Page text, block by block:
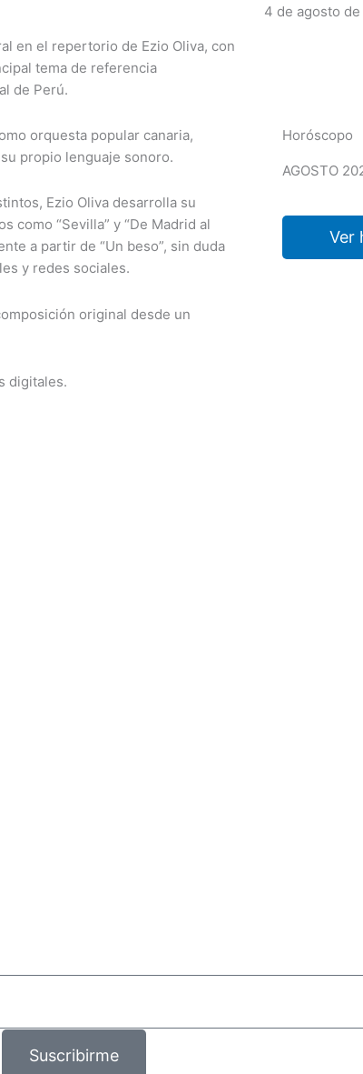
en el repertorio de Ezio Oliva, con
tema de referencia
de Perú.
orquesta popular canaria,
propio lenguaje sonoro.
Ezio Oliva desarrolla su
como “Sevilla” y “De Madrid al
a partir de “Un beso”, sin duda
y redes sociales.
original desde un
digitales.
4 de agosto
Horóscopo
AGOSTO
Ver
Suscribirme